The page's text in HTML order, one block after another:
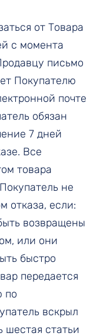
от Товара
с момента
письмо
Покупателю
почте
обязан
7 дней
Все
товара
не
отказа, если:
возвращены
или они
быстро
передается
по
вскрыл
шестая статьи